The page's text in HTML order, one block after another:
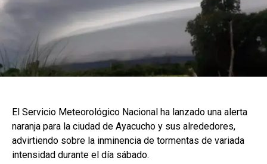
El Servicio Meteorológico Nacional ha lanzado una alerta
naranja para la ciudad de Ayacucho y sus alrededores,
advirtiendo sobre la inminencia de tormentas de variada
intensidad durante el día sábado.